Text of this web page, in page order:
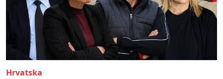
Hrvatska